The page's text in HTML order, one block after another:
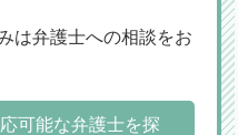
は弁護士への相談をお
可能な弁護士を探